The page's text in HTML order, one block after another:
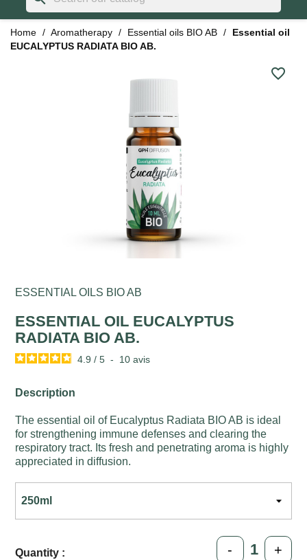
Home Aromatherapy Essential oils BIO AB
Essential oil
EUCALYPTUS RADIATA BIO AB.
favorite_border
ESSENTIAL OILS BIO AB
ESSENTIAL OIL EUCALYPTUS
RADIATA BIO AB.
4.9 / 5 - 10avis
Description
The essential oil of Eucalyptus Radiata BIO AB is ideal
for strengthening immune defenses and clearing the
respiratory tract. Its fresh and penetrating aroma is highly
appreciated in diffusion.
Quantity : - +